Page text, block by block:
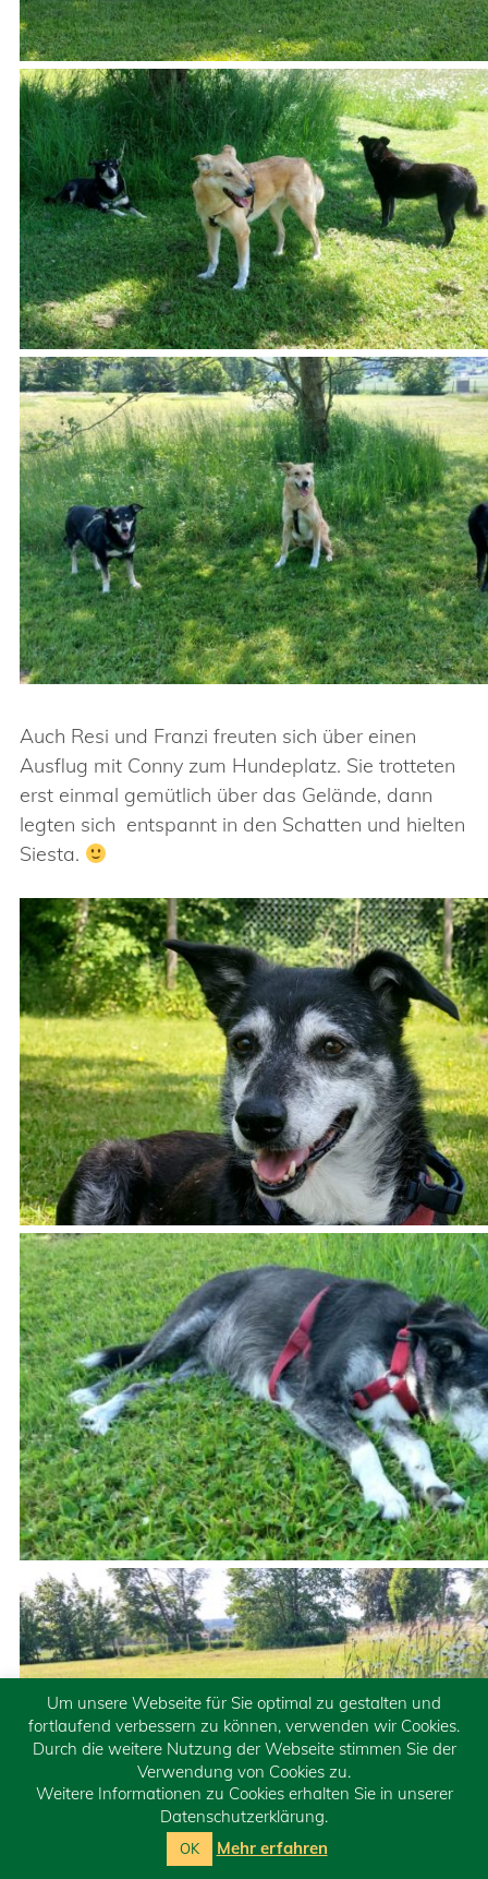
Auch Resi und Franzi freuten sich über einen
Ausflug mit Conny zum Hundeplatz. Sie trotteten
erst einmal gemütlich über das Gelände, dann
legten sich entspannt in den Schatten und hielten
Siesta.
Um unsere Webseite für Sie optimal zu gestalten und
fortlaufend verbessern zu können, verwenden wir Cookies.
Durch die weitere Nutzung der Webseite stimmen Sie der
Verwendung von Cookies zu.
Weitere Informationen zu Cookies erhalten Sie in unserer
Datenschutzerklärung.
OK Mehr erfahren